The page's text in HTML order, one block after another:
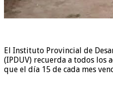
El Instituto Provincial de
(IPDUV) recuerda a todos los
que el día 15 de cada mes